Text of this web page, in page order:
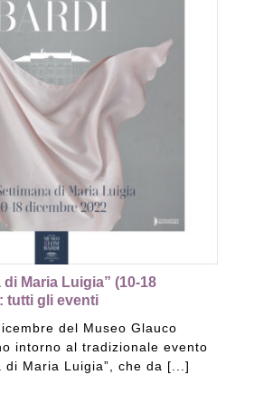
di Maria Luigia” (10-18
tutti gli eventi
del Museo Glauco
intorno al tradizionale evento
di Maria Luigia”, che da [...]